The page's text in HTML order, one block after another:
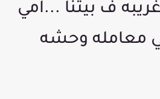
ف بيتنا ...امي
معامله وحشه